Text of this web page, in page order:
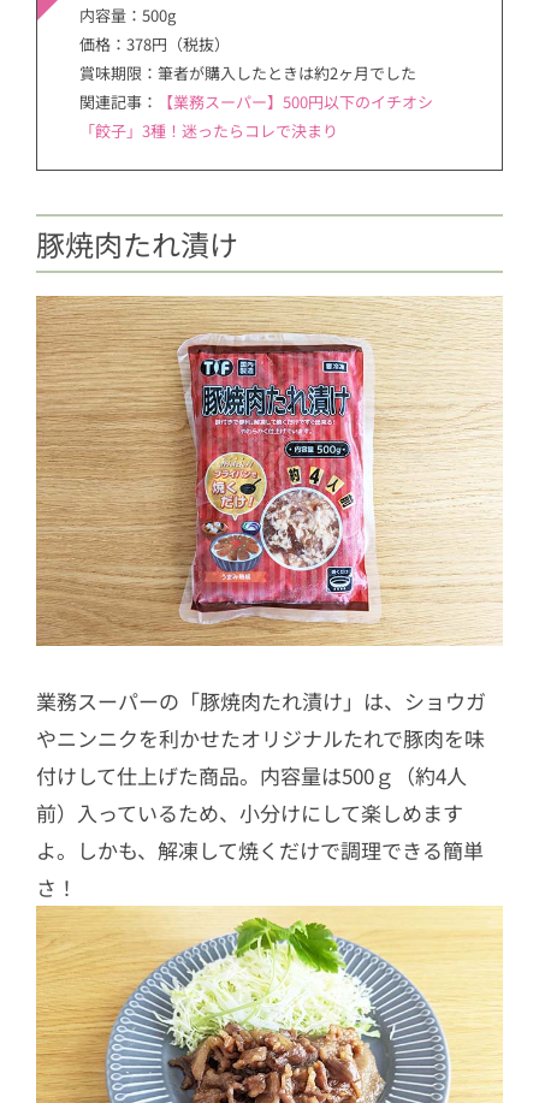
内容量：500g
価格：378円（税抜）
賞味期限：筆者が購入したときは約2ヶ月でした
関連記事：
【業務スーパー】500円以下のイチオシ
「餃子」3種！迷ったらコレで決まり
豚焼肉たれ漬け
業務スーパーの「豚焼肉たれ漬け」は、ショウガ
やニンニクを利かせたオリジナルたれで豚肉を味
付けして仕上げた商品。内容量は500ｇ（約4人
前）入っているため、小分けにして楽しめます
よ。しかも、解凍して焼くだけで調理できる簡単
さ！